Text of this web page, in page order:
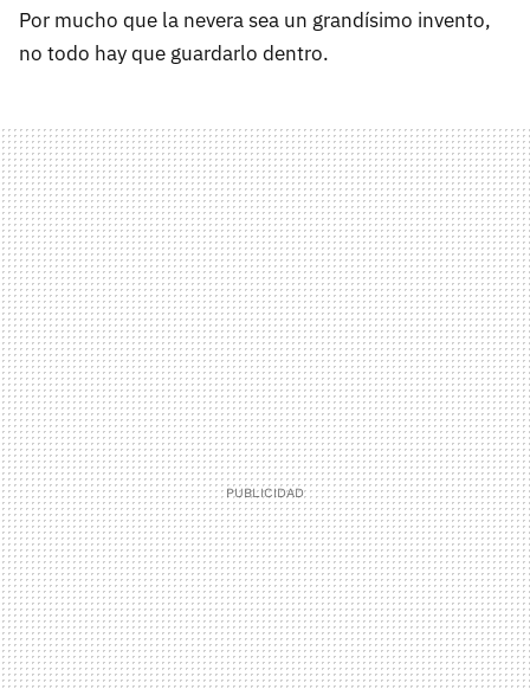
Por mucho que la nevera sea un grandísimo invento,
no todo hay que guardarlo dentro.